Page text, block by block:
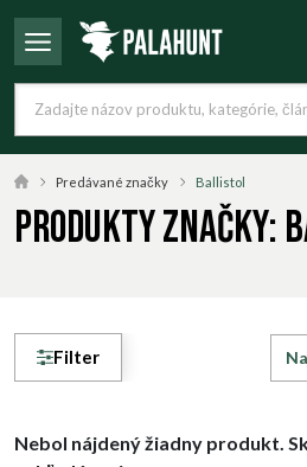
Predávané značky Ballistol
Produkty
Filter
Nebol nájdený žiadny produkt.